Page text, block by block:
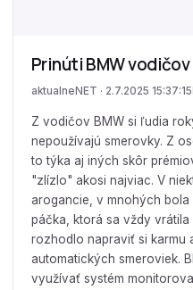
Prinúti BMW
aktualneNET · 2.7.2025 15:37:15
Z vodičov BMW si ľudia
nepoužívajú smerovky. Z
to týka aj iných skôr
"zlízlo" akosi najviac. V
arogancie, v mnohých bola
páčka, ktorá sa vždy
rozhodlo napraviť si karmu
automatických smeroviek.
využívať systém